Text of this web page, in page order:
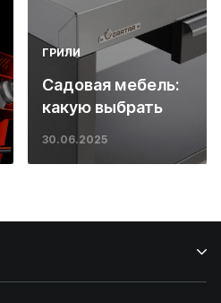
ГРИЛИ
Садовая мебель:
какую выбрать
30.06.2025